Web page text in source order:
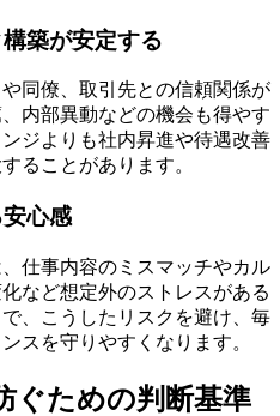
築が安定する
同僚、取引先との信頼関係が
内部異動などの機会も得やす
ジよりも社内昇進や待遇改善
ることがあります。
心感
仕事内容のミスマッチやカル
など想定外のストレスがある
、こうしたリスクを避け、毎
スを守りやすくなります。
ぐための判断基準